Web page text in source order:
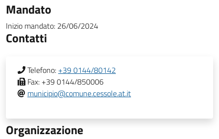
Mandato
Inizio mandato: 26/06/2024
Contatti
Telefono: +39 0144/80142
Fax: +39 0144/850006
municipio@comune.cessole.at.it
Organizzazione